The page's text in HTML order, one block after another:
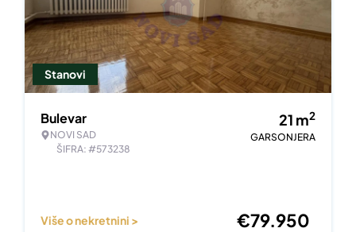
Stanovi
Bulevar
NOVI SAD
ŠIFRA: #573238
21 m2
GARSONJERA
Više o nekretnini > €79.950